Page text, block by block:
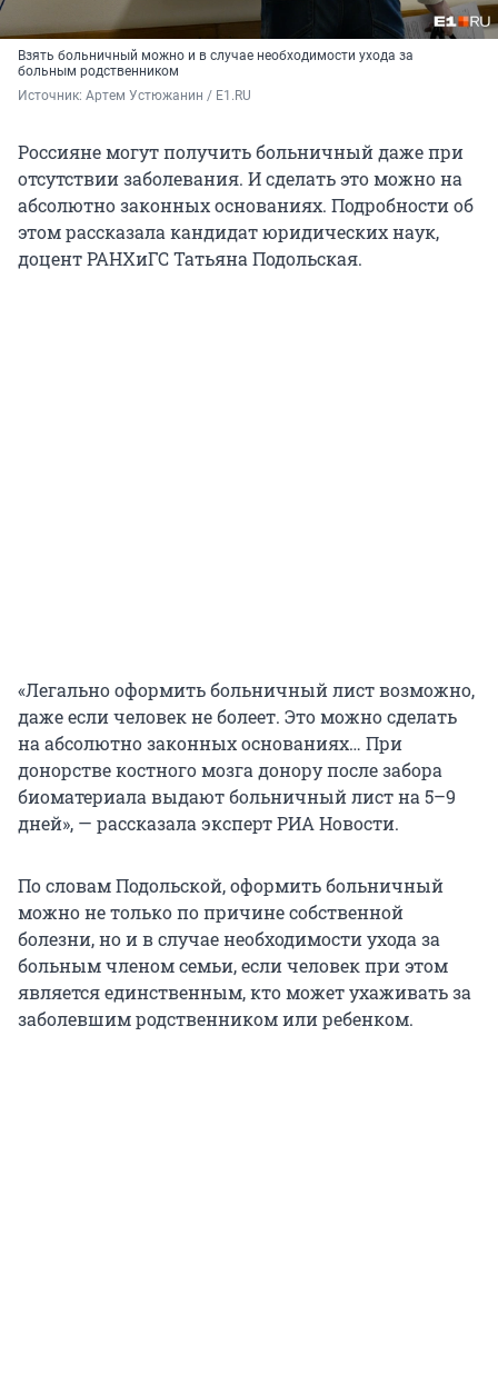
Взять больничный можно и в случае необходимости ухода за
больным родственником
Источник: Артем Устюжанин / E1.RU
Россияне могут получить больничный даже при
отсутствии заболевания. И сделать это можно на
абсолютно законных основаниях. Подробности об
этом рассказала кандидат юридических наук,
доцент РАНХиГС Татьяна Подольская.
«Легально оформить больничный лист возможно,
даже если человек не болеет. Это можно сделать
на абсолютно законных основаниях… При
донорстве костного мозга донору после забора
биоматериала выдают больничный лист на 5–9
дней», — рассказала эксперт РИА Новости.
По словам Подольской, оформить больничный
можно не только по причине собственной
болезни, но и в случае необходимости ухода за
больным членом семьи, если человек при этом
является единственным, кто может ухаживать за
заболевшим родственником или ребенком.